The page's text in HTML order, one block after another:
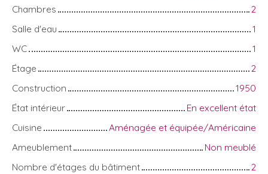
Chambres
2
Salle d'eau
1
WC
1
Étage
2
Construction
1950
État intérieur
En excellent état
Cuisine
Aménagée et équipée/Américaine
Ameublement
Non meublé
Nombre d'étages du bâtiment
2